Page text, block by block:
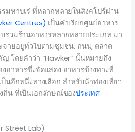
มหาบเร่ ที่หลากหลายในสิงคโปร์ผ่าน
Centres) เป็นคำเรียกศูนย์อาหาร
รวมร้านอาหารหลากหลายประเภท มา
จายอยู่ทั่วไปตามชุมชน, ถนน, ตลาด
โดยคำว่า “Hawker” นั้นหมายถึง
อาหารซึ่งจัดแสดง อาหารข้างทางที่
นอีกหนึ่งทางเลือก สำหรับนักท่องเที่ยว
ถิ่น ที่เป็นเอกลักษณ์ของประเทศ
Street Lab)